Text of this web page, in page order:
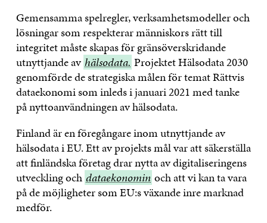
Gemensamma spelregler, verksamhetsmodeller och
lösningar som respekterar människors rätt till
integritet måste skapas för gränsöverskridande
utnyttjande av hälsodata.
hälsodata. Projektet Hälsodata 2030
genomförde de strategiska målen för temat Rättvis
dataekonomi som inleds i januari 2021 med tanke
på nyttoanvändningen av hälsodata.
Finland är en föregångare inom utnyttjande av
hälsodata i EU. Ett av projekts mål var att säkerställa
att finländska företag drar nytta av digitaliseringens
utveckling och dataekonomin
dataekonomin och att vi kan ta vara
på de möjligheter som EU:s växande inre marknad
medför.